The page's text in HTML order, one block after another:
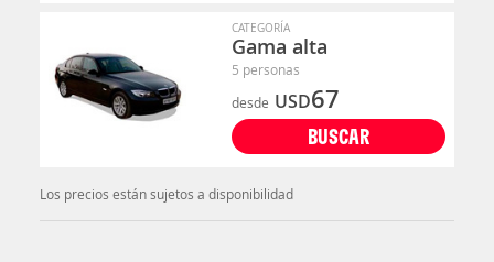
CATEGORÍA
Gama alta
5 personas
desde USD67
BUSCAR
Los precios están sujetos a disponibilidad